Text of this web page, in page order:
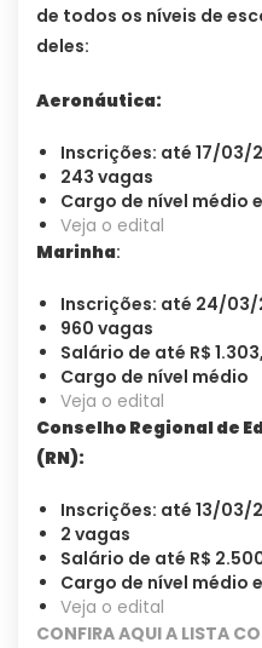
de todos os níveis de
deles:
Aeronáutica:
Inscrições: até 17/03/
243 vagas
Cargo de nível médio
Veja o edital
Marinha:
Inscrições: até 24/03/
960 vagas
Salário de até R$
Cargo de nível médio
Veja o edital
Conselho Regional de
(RN):
Inscrições: até 13/03/
2 vagas
Salário de até R$
Cargo de nível médio
Veja o edital
CONFIRA AQUI A LISTA